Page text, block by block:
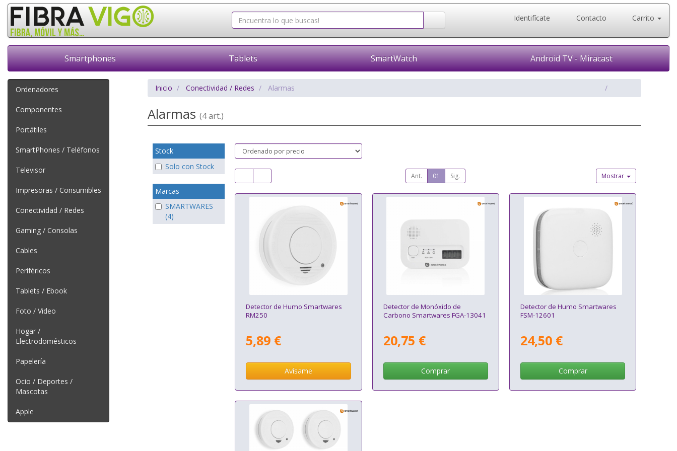
Identifícate Contacto Carrito
Smartphones Tablets SmartWatch Android TV - Miracast
Ordenadores
Componentes
Portátiles
SmartPhones / Teléfonos
Televisor
Impresoras / Consumibles
Conectividad / Redes
Gaming / Consolas
Cables
Periféricos
Tablets / Ebook
Foto / Video
Hogar /
Electrodomésticos
Papelería
Ocio / Deportes /
Mascotas
Apple
Inicio Conectividad / Redes Alarmas
Alarmas (4 art.)
Stock
Solo con Stock
Marcas
SMARTWARES
(4)
Ant. 01 Sig. Mostrar
Detector de Humo Smartwares
RM250
5,89 €
Avísame
Detector de Monóxido de
Carbono Smartwares FGA-13041
20,75 €
Comprar
Detector de Humo Smartwares
FSM-12601
24,50 €
Comprar